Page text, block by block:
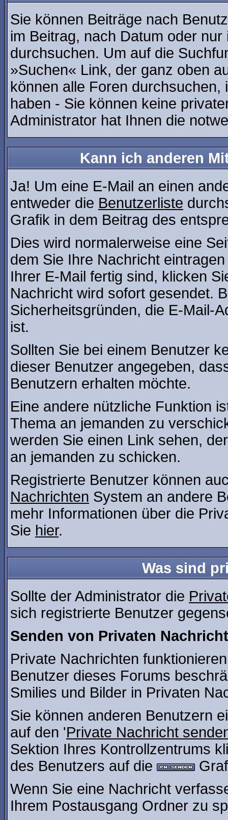
Sie können Beiträge nach
im Beitrag, nach Datum oder
durchsuchen. Um auf die
»Suchen« Link, der ganz oben
können alle Foren
haben - Sie können keine
Administrator hat Ihnen die
Kann ich anderen
Ja! Um eine E-Mail an einen
entweder die Benutzerliste
Grafik in dem Beitrag des
Dies wird normalerweise eine
dem Sie Ihre Nachricht
Ihrer E-Mail fertig sind, klicken
Nachricht wird sofort gesendet.
Sicherheitsgründen, die E-Mail-
ist.
Sollten Sie bei einem Benutzer
dieser Benutzer angegeben,
Benutzern erhalten möchte.
Eine andere nützliche Funktion
Thema an jemanden zu
werden Sie einen Link sehen,
an jemanden zu schicken.
Registrierte Benutzer können
Nachrichten System an andere
mehr Informationen über die
Sie hier.
Was sind
Sollte der Administrator die
sich registrierte Benutzer
Senden von Privaten
Private Nachrichten
Benutzer dieses Forums
Smilies und Bilder in Privaten
Sie können anderen Benutzern
auf den 'Private Nachricht
Sektion Ihres Kontrollzentrums
des Benutzers auf die
Wenn Sie eine Nachricht
Ihrem Postausgang Ordner zu